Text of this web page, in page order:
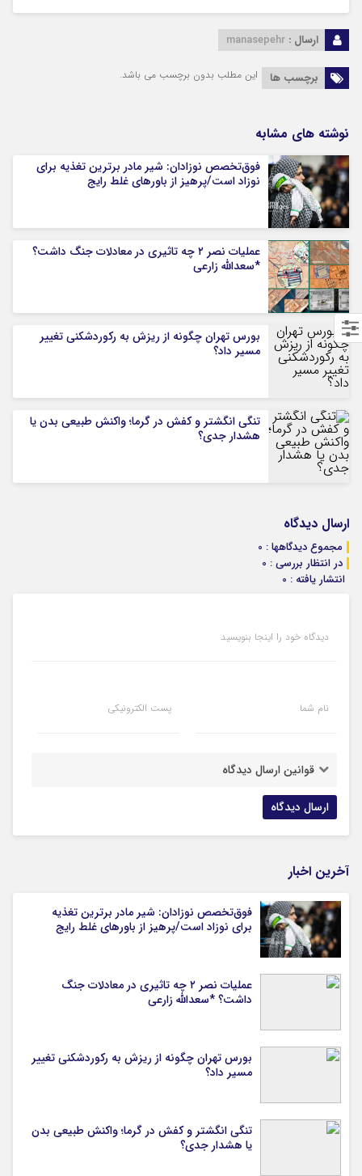
ارسال : manasepehr
برچسب ها این مطلب بدون برچسب می باشد.
نوشته های مشابه
فوق‌تخصص نوزادان: شیر مادر برترین تغذیه برای
نوزاد است/پرهیز از باورهای غلط رایج
عملیات نصر ۲ چه تاثیری در معادلات جنگ داشت؟
*سعدالله زارعی
بورس تهران چگونه از ریزش به رکوردشکنی تغییر
مسیر داد؟
تنگی انگشتر و کفش در گرما؛ واکنش طبیعی بدن یا
هشدار جدی؟
ارسال دیدگاه
مجموع دیدگاهها : 0
در انتظار بررسی : 0
انتشار یافته : 0
دیدگاه خود را اینجا بنویسید
نام شما پست الکترونیکی
قوانین ارسال دیدگاه
آخرین اخبار
فوق‌تخصص نوزادان: شیر مادر برترین تغذیه
برای نوزاد است/پرهیز از باورهای غلط رایج
عملیات نصر ۲ چه تاثیری در معادلات جنگ
داشت؟ *سعدالله زارعی
بورس تهران چگونه از ریزش به رکوردشکنی تغییر
مسیر داد؟
تنگی انگشتر و کفش در گرما؛ واکنش طبیعی بدن
یا هشدار جدی؟